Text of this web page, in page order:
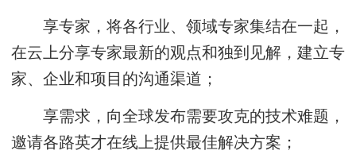
享专家，将各行业、领域专家集结在一起，
在云上分享专家最新的观点和独到见解，建立专
家、企业和项目的沟通渠道；
享需求，向全球发布需要攻克的技术难题，
邀请各路英才在线上提供最佳解决方案；